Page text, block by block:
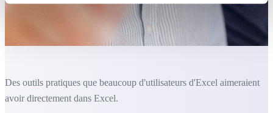
Des outils pratiques que beaucoup d'utilisateurs d'Excel aimeraient
avoir directement dans Excel.